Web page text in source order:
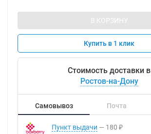
В КОРЗИНУ
Купить в 1 клик
Стоимость доставки в
Ростов-на-Дону
Самовывоз Почта
Пункт выдачи 180 ₽